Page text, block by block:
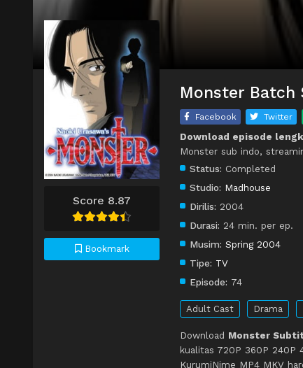
Score 8.87
Bookmark
Monster Batch
Facebook Twitter
Download episode
Monster sub indo,
Status: Completed
Studio: Madhouse
Dirilis: 2004
Durasi: 24 min. per ep.
Musim: Spring 2004
Tipe: TV
Episode: 74
Adult Cast Drama
Download Monster
kualitas 720P 360P 240P
KurumiNime MP4 MKV